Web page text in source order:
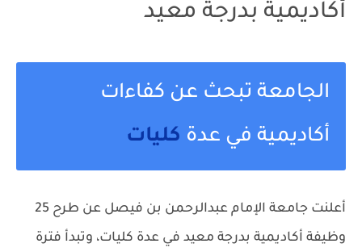
أكاديمية بدرجة معيد
الجامعة تبحث عن كفاءات
أكاديمية في عدة كليات
أعلنت جامعة الإمام عبدالرحمن بن فيصل عن طرح 25
وظيفة أكاديمية بدرجة معيد في عدة كليات، وتبدأ فترة